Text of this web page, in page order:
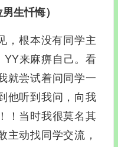
生忏悔）
，根本没有同学主
YY来麻痹自己。看
就尝试着问同学一
他听到我问，向我
！当时我很莫名其
主动找同学交流，